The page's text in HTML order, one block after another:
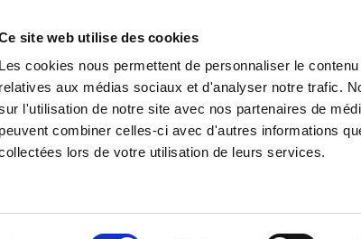
site web utilise des cookies
Les cookies nous permettent de personnaliser le
relatives aux médias sociaux et d'analyser notre trafic.
l'utilisation de notre site avec nos partenaires de
peuvent combiner celles-ci avec d'autres informations
lors de votre utilisation de leurs services.
Accueil Environnement